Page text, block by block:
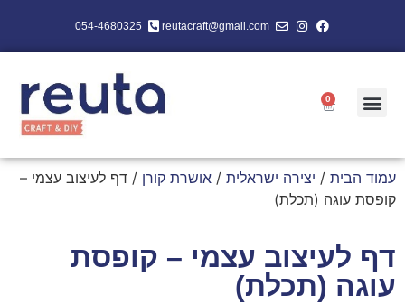
reutacraft@gmail.com
054-4680325
0
עמוד הבית / יצירה ישראלית / אושרת קורן / דף לעיצוב עצמי –
קופסת עוגה (תכלת)
דף לעיצוב עצמי – קופסת
עוגה (תכלת)